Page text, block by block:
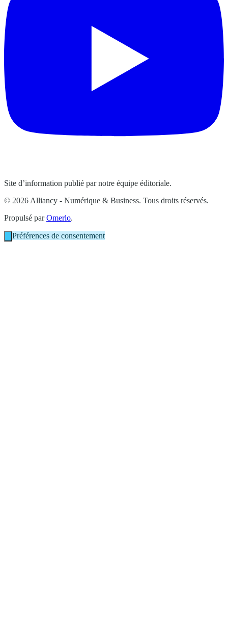
Site d’information publié par notre équipe éditoriale.
© 2026 Alliancy - Numérique & Business. Tous droits réservés.
Propulsé parOmerlo.
Préférences de consentement